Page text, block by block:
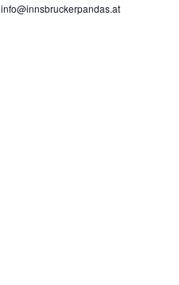
info@innsbruckerpandas.at